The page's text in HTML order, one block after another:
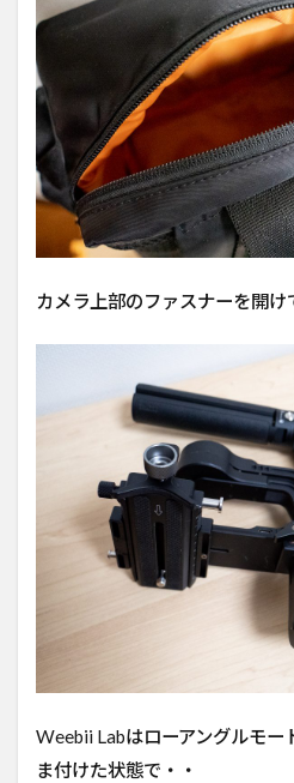
カメラ上部のファスナーを開け
Weebii Labはローアングルモー
ま付けた状態で・・